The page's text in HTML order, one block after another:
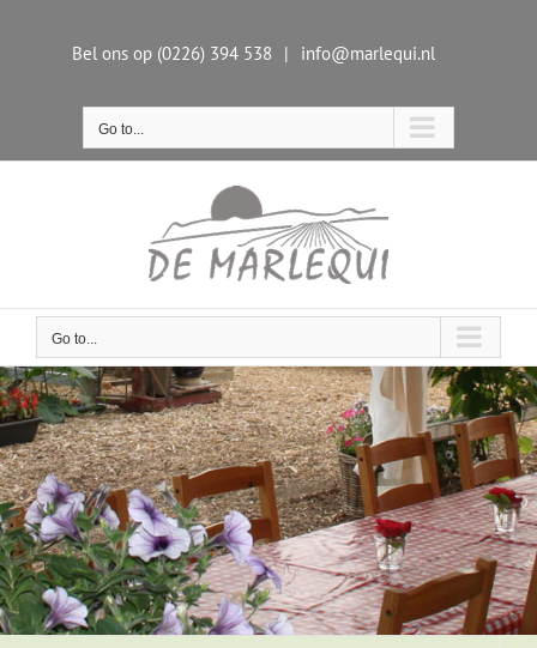
Bel ons op (0226) 394 538 | info@marlequi.nl
Go to...
Go to...